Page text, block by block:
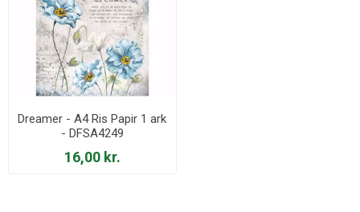
Dreamer - A4 Ris Papir 1 ark
- DFSA4249
16,00 kr.